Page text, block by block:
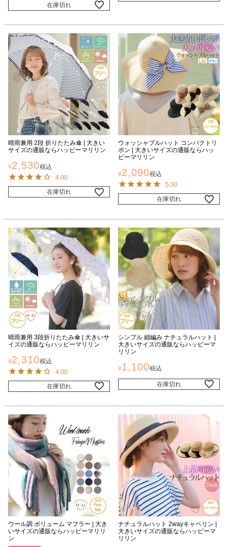
在庫切れ
晴雨兼用 2段 折りたたみ傘 | 大きい
サイズの通販ならハッピーマリリン
¥2,530税込
4.00
在庫切れ
ウォッシャブルハット コンパクトリ
ボン | 大きいサイズの通販ならハッ
ピーマリリン
¥2,090税込
5.00
在庫切れ
晴雨兼用 3段折りたたみ傘 | 大きいサ
イズの通販ならハッピーマリリン
¥2,310税込
4.00
在庫切れ
シンプル 細編み ナチュラルハット |
大きいサイズの通販ならハッピーマ
リリン
¥1,100税込
在庫切れ
ウール調 ボリューム マフラー | 大き
いサイズの通販ならハッピーマリリ
ン
ナチュラルハット 2wayキャペリン |
大きいサイズの通販ならハッピーマ
リリン